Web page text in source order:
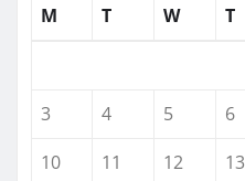
M
T W T
3
4 5 6
10
11 12 13